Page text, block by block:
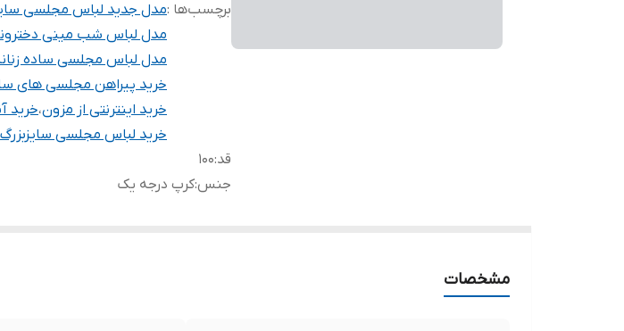
برچسب‌ها :مدل جدید لباس مجلسی
مدل لباس شب مینی
مدل لباس مجلسی ساده
خرید پیراهن مجلسی های
خرید اینترنتی از مزون،خرید
خرید لباس مجلسی سایزبزرگ
قد:۱۰۰
جنس:کرپ درجه یک
مشخصات